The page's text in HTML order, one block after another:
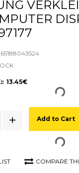
13.45€
Add to Cart
COMPARE